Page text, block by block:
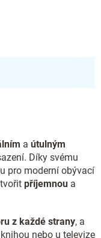
a útulným
Díky svému
pro moderní obývací
příjemnou a
z každé strany, a
nebo u televize